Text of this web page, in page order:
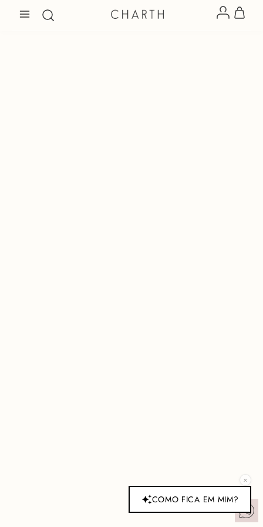
×
COMO FICA EM MIM?